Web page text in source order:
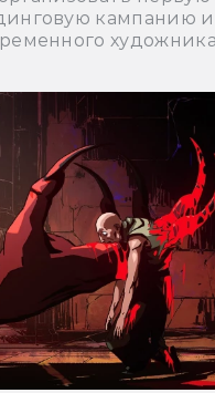
кампанию и